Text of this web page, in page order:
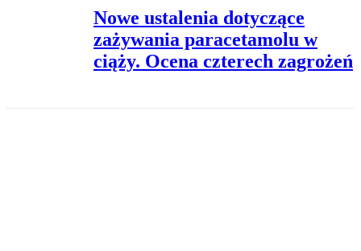
Nowe ustalenia dotyczące
zażywania paracetamolu w
ciąży. Ocena czterech zagrożeń